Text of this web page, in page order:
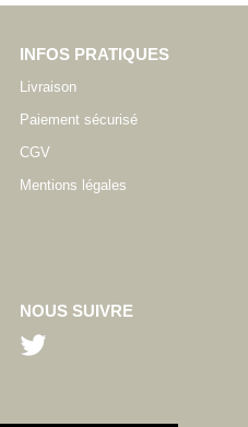
INFOS PRATIQUES
Livraison
Paiement sécurisé
CGV
Mentions légales
NOUS SUIVRE